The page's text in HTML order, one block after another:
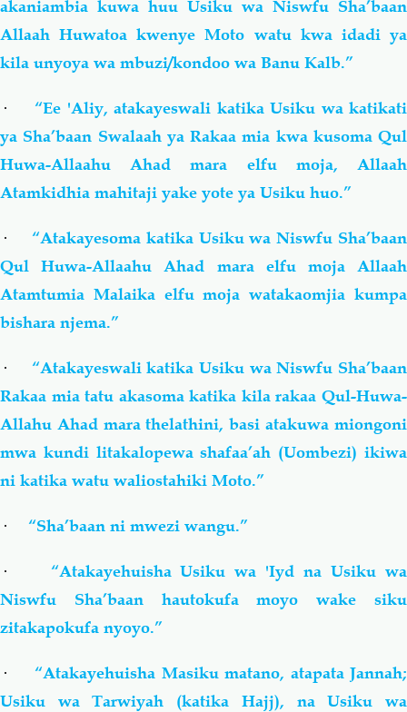
akaniambia kuwa huu Usiku wa Niswfu Sha’baan
Allaah Huwatoa kwenye Moto watu kwa idadi ya
kila unyoya wa mbuzi/kondoo wa Banu Kalb.”
· “Ee 'Aliy, atakayeswali katika Usiku wa katikati
ya Sha’baan Swalaah ya Rakaa mia kwa kusoma Qul
Huwa-Allaahu Ahad mara elfu moja, Allaah
Atamkidhia mahitaji yake yote ya Usiku huo.”
· “Atakayesoma katika Usiku wa Niswfu Sha’baan
Qul Huwa-Allaahu Ahad mara elfu moja Allaah
Atamtumia Malaika elfu moja watakaomjia kumpa
bishara njema.”
· “Atakayeswali katika Usiku wa Niswfu Sha’baan
Rakaa mia tatu akasoma katika kila rakaa Qul-Huwa-
Allahu Ahad mara thelathini, basi atakuwa miongoni
mwa kundi litakalopewa shafaa’ah (Uombezi) ikiwa
ni katika watu waliostahiki Moto.”
· “Sha’baan ni mwezi wangu.”
· “Atakayehuisha Usiku wa 'Iyd na Usiku wa
Niswfu Sha’baan hautokufa moyo wake siku
zitakapokufa nyoyo.”
· “Atakayehuisha Masiku matano, atapata Jannah;
Usiku wa Tarwiyah (katika Hajj), na Usiku wa